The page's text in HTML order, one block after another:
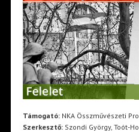
Támogató:NKA Összművészeti
Szerkesztő:Szondi György, Toót-